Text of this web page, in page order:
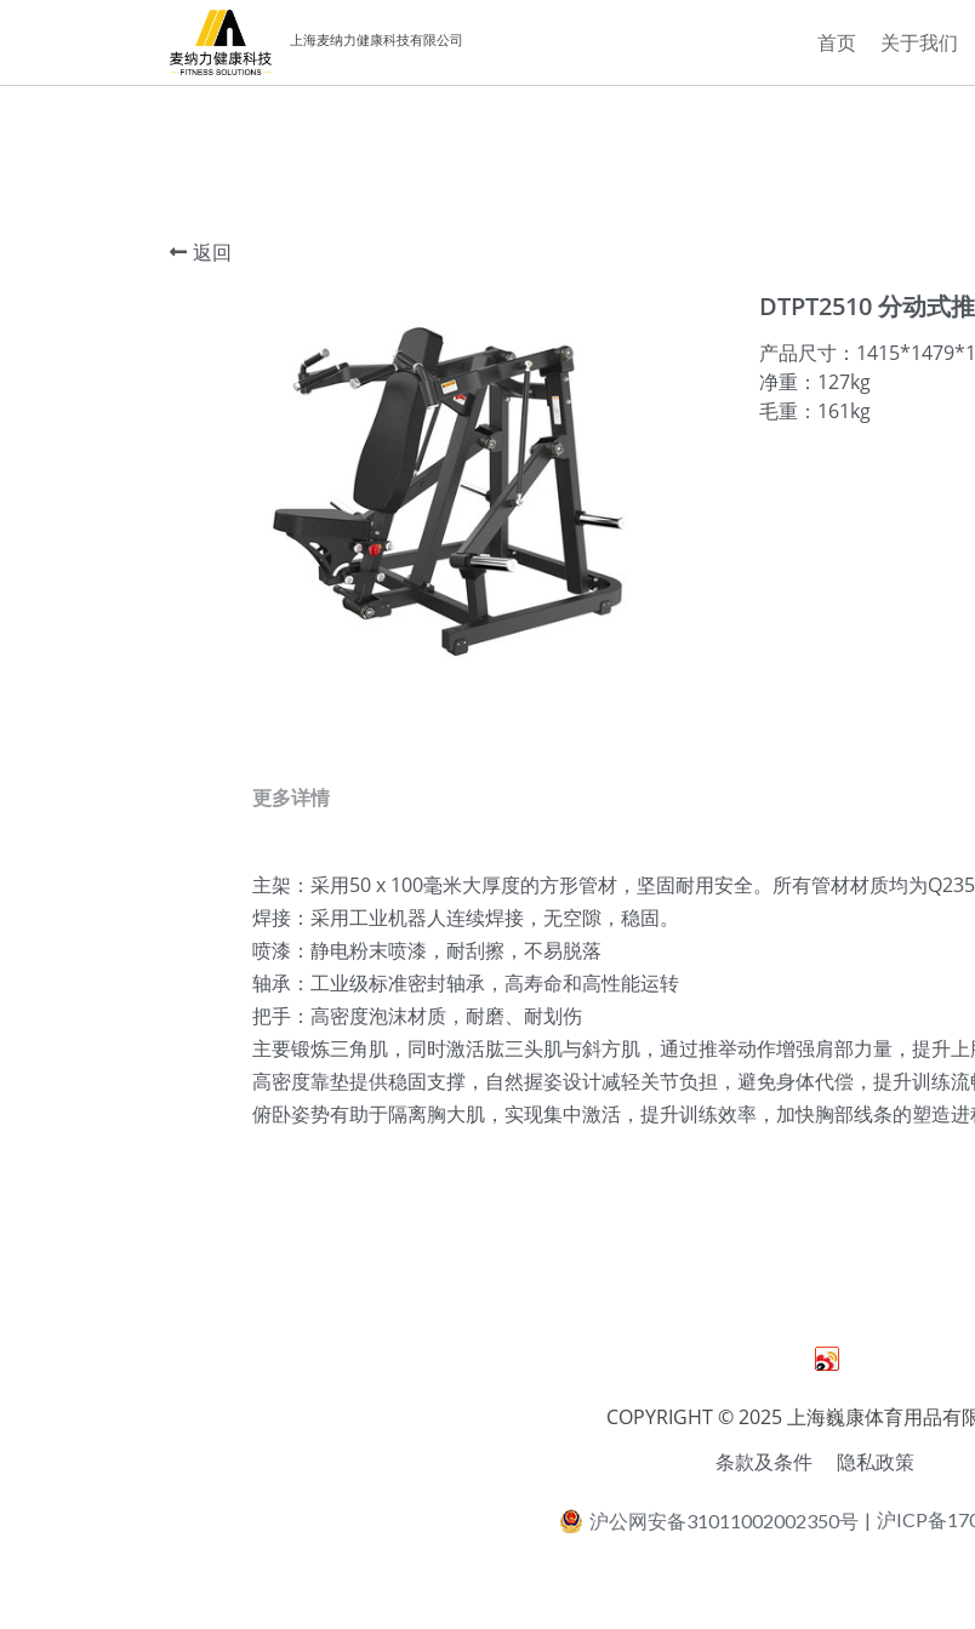
上海麦纳力健康科技有限公司 首页 关于我们
返回
DTPT2510 分动式
产品尺寸：
净重：127kg
毛重：161kg
更多详情
主架：采用50 x 100毫米大厚度的方形管材，坚固耐用安全。所有管材材质均为Q235
焊接：采用工业机器人连续焊接，无空隙，稳固。
喷漆：静电粉末喷漆，耐刮擦，不易脱落
轴承：工业级标准密封轴承，高寿命和高性能运转
把手：高密度泡沫材质，耐磨、耐划伤
主要锻炼三角肌，同时激活肱三头肌与斜方肌，通过推举动作增强肩部力量，提升上
高密度靠垫提供稳固支撑，自然握姿设计减轻关节负担，避免身体代偿，提升训练流
俯卧姿势有助于隔离胸大肌，实现集中激活，提升训练效率，加快胸部线条的塑造进
COPYRIGHT © 2025 上海巍康体育用品有
条款及条件
隐私政策
沪公网安备31011002002350号 | 沪ICP备